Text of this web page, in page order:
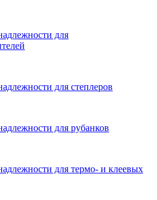
для
для степлеров
для рубанков
для термо- и клеевых